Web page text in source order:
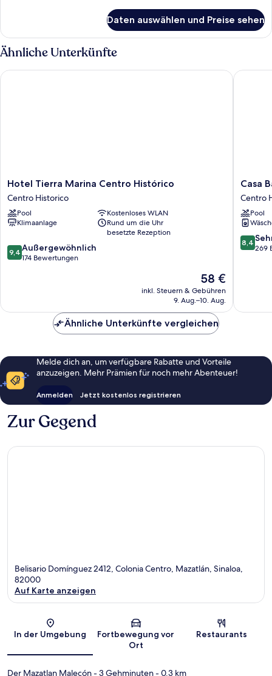
4
Daten auswählen und Preise sehen
Ähnliche Unterkünfte
Hotel
Tierra
Marina
Centro
Histórico
Historico
Hotel Tierra Marina Centro Histórico
Centro Historico
Pool
Kostenloses WLAN
Klimaanlage
Rund um die Uhr
besetzte Rezeption
9.4
von
9,4 Außergewöhnlich
174 Bewertungen
Der
Preis
beträgt
58 €
inkl. Steuern & Gebühren
9. Aug.–10. Aug.
Hotel Tierra Marina Centro Histórico
Casa
Barros
Vacation
Condos
Centro
Casa
Centro
Pool
8.4
von
8,4
269
Casa
Ähnliche Unterkünfte vergleichen
Melde dich an, um verfügbare Rabatte und Vorteile
anzuzeigen. Mehr Prämien für noch mehr Abenteuer!
Anmelden Jetzt kostenlos registrieren
Zur Gegend
Belisario Domínguez 2412, Colonia Centro, Mazatlán, Sinaloa,
82000
Auf Karte anzeigen
In der Umgebung
Fortbewegung vor
Ort
Restaurants
Der Mazatlan Malecón- 3 Gehminuten- 0.3 km